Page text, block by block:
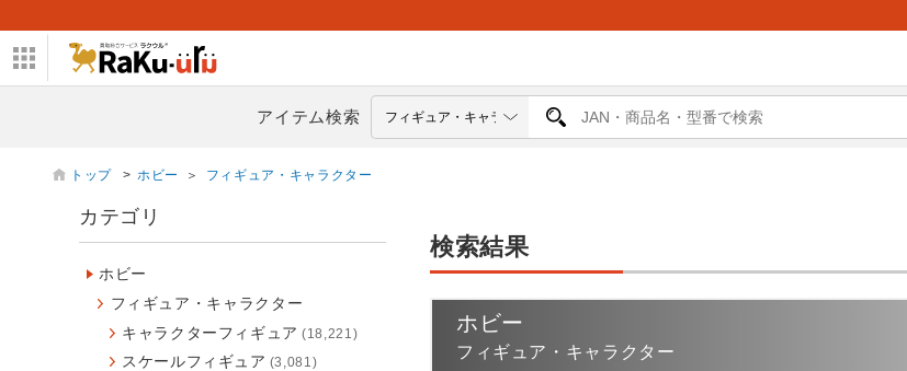
アイテム検索
トップ > ホビー ＞ フィギュア・キャラクター
検索結果
ホビー
フィギュア・キャラクター
カテゴリ
ホビー
フィギュア・キャラクター
キャラクターフィギュア (18,221)
スケールフィギュア (3,081)